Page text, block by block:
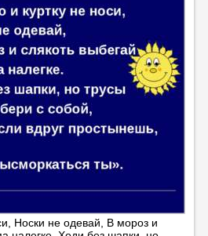
Носки не одевай, В мороз и